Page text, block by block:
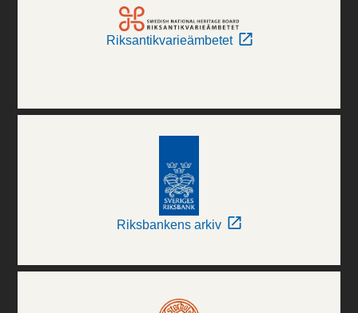
Riksantikvarieämbetet
Riksbankens arkiv